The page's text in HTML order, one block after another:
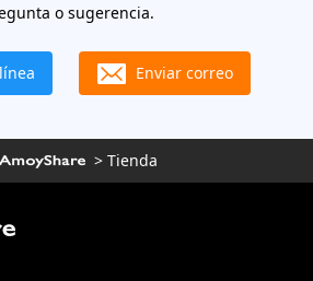
o sugerencia.
Enviar correo
> Tienda